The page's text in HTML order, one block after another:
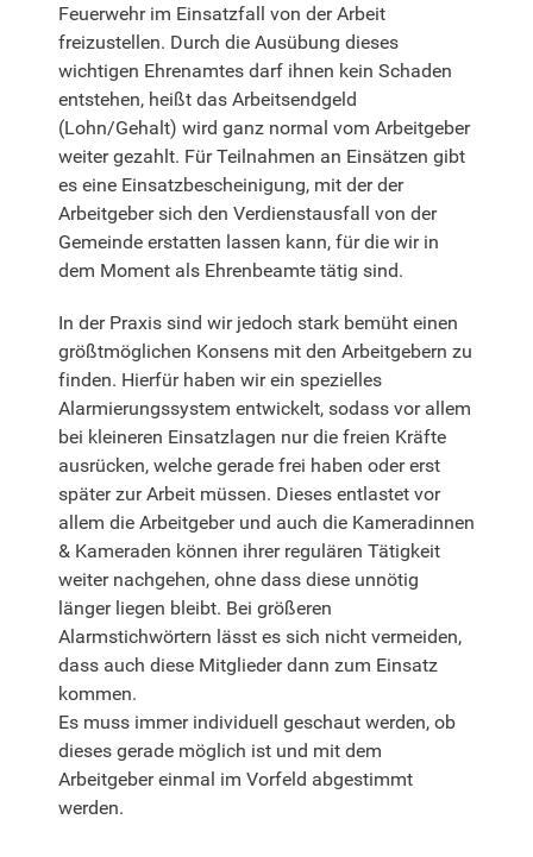
Feuerwehr im Einsatzfall von der Arbeit
freizustellen. Durch die Ausübung dieses
wichtigen Ehrenamtes darf ihnen kein Schaden
entstehen, heißt das Arbeitsendgeld
(Lohn/Gehalt) wird ganz normal vom Arbeitgeber
weiter gezahlt. Für Teilnahmen an Einsätzen gibt
es eine Einsatzbescheinigung, mit der der
Arbeitgeber sich den Verdienstausfall von der
Gemeinde erstatten lassen kann, für die wir in
dem Moment als Ehrenbeamte tätig sind.
In der Praxis sind wir jedoch stark bemüht einen
größtmöglichen Konsens mit den Arbeitgebern zu
finden. Hierfür haben wir ein spezielles
Alarmierungssystem entwickelt, sodass vor allem
bei kleineren Einsatzlagen nur die freien Kräfte
ausrücken, welche gerade frei haben oder erst
später zur Arbeit müssen. Dieses entlastet vor
allem die Arbeitgeber und auch die Kameradinnen
& Kameraden können ihrer regulären Tätigkeit
weiter nachgehen, ohne dass diese unnötig
länger liegen bleibt. Bei größeren
Alarmstichwörtern lässt es sich nicht vermeiden,
dass auch diese Mitglieder dann zum Einsatz
kommen.
Es muss immer individuell geschaut werden, ob
dieses gerade möglich ist und mit dem
Arbeitgeber einmal im Vorfeld abgestimmt
werden.